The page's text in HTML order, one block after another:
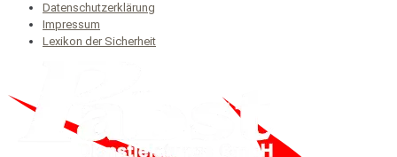
Datenschutzerklärung
Impressum
Lexikon der Sicherheit